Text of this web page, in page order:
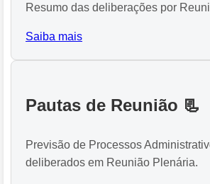
Resumo das deliberações por
Saiba mais
Pautas de Reunião 📃
Previsão de Processos
deliberados em Reunião Plenária.